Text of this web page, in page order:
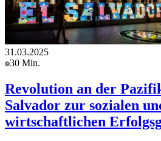
31.03.2025
30 Min.
Revolution an der
Salvador zur sozialen
wirtschaftlichen